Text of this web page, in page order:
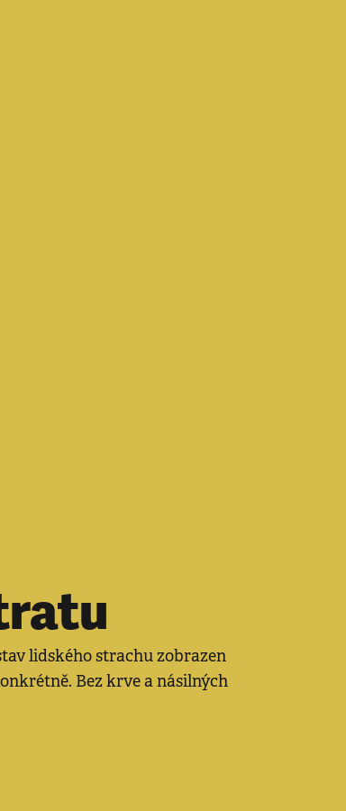
lidského strachu zobrazen
Bez krve a násilných